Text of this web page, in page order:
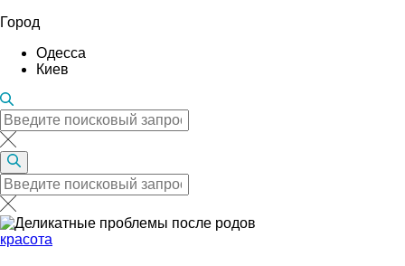
Город
Одесса
Киев
красота